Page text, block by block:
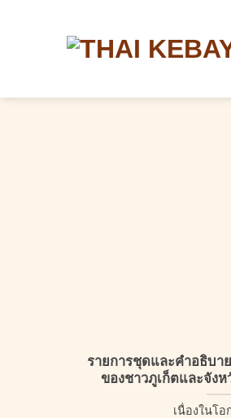
รายการชุดและคำอธิบา
ของชาวภูเก็ตและจัง
เนื่องในโอ